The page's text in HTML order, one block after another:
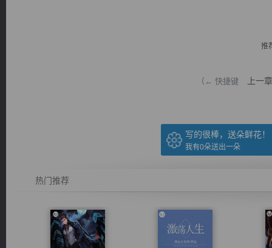
推
（← 快捷键 上一章
写的很棒，送朵鲜花！
我有0朵送出一朵
热门推荐